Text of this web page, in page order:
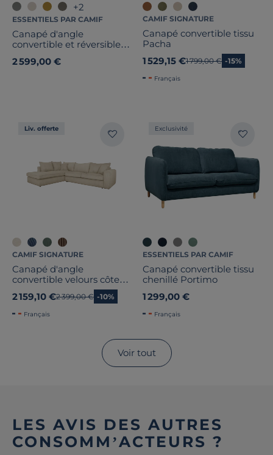
+2
ESSENTIELS PAR CAMIF
Canapé d'angle
convertible et réversible
2 599,00 €
CAMIF SIGNATURE
Canapé convertible tissu
Pacha
1 529,15 €Ancien prix
1 799,00 € -15%
Français
Liv. offerte
CAMIF SIGNATURE
Canapé d'angle
convertible velours côtelé
2 159,10 €Ancien prix
2 399,00 € -10%
Français
Exclusivité
ESSENTIELS PAR CAMIF
Canapé convertible tissu
chenillé Portimo
1 299,00 €
Français
Voir tout
LES AVIS DES AUTRES
CONSOMM’ACTEURS ?